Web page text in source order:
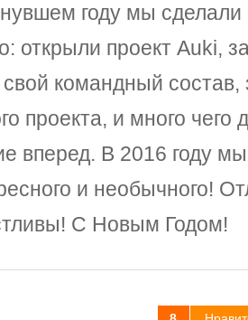
году мы сделали
открыли проект Auki,
командный состав,
проекта, и много чего
вперед. В 2016 году
и необычного!
С Новым Годом!